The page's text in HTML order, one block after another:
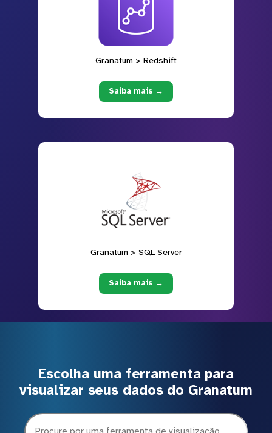
Granatum > Redshift
Saiba mais →
Granatum > SQL Server
Saiba mais →
Escolha uma ferramenta para
visualizar seus dados do Granatum